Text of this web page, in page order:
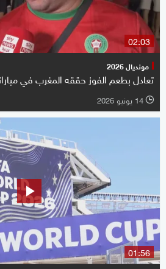
02:03
مونديال 2026
تعادل بطعم الفوز حققه المغرب في
l 14 يونيو 2026
01:56